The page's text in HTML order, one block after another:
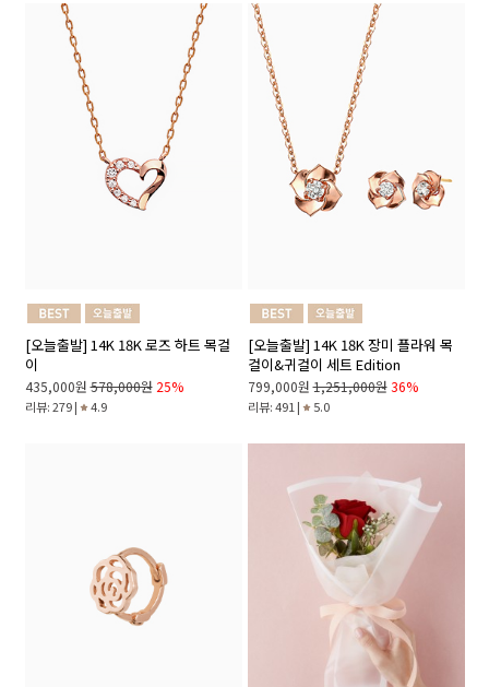
[오늘출발] 14K 18K 로즈 하트 목걸
이
435,000원 578,000원 25%
리뷰: 279 | 4.9
[오늘출발] 14K 18K 장미 플라워 목
걸이&귀걸이 세트 Edition
799,000원 1,251,000원 36%
리뷰: 491 | 5.0